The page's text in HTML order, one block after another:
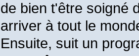
de bien t'être soigné
arriver à tout le
Ensuite, suit un